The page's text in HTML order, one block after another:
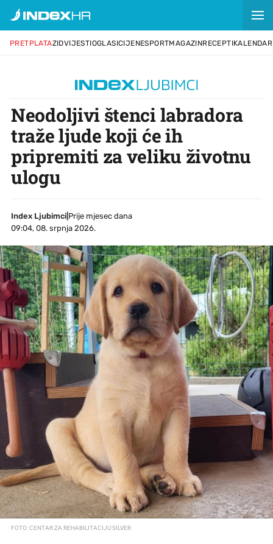
PRETPLATAZIDVIJESTIOGLASICIJENESPORTMAGAZINRECEPTIKALENDAR
Neodoljivi štenci labradora
traže ljude koji će ih
pripremiti za veliku životnu
ulogu
Index Ljubimci
Prije mjesec dana
09:04, 08. srpnja 2026.
FOTO: CENTAR ZA REHABILITACIJU SILVER